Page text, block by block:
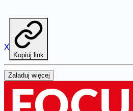
X
Kopiuj link
Załaduj więcej